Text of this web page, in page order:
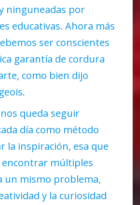
ninguneadas por
educativas. Ahora más
ser conscientes
garantía de cordura
como bien dijo
queda seguir
día como método
la inspiración, esa que
múltiples
un mismo problema,
y la curiosidad